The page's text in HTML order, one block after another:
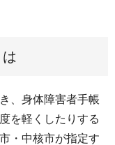
、身体障害者手帳
を軽くしたりする
・中核市が指定す